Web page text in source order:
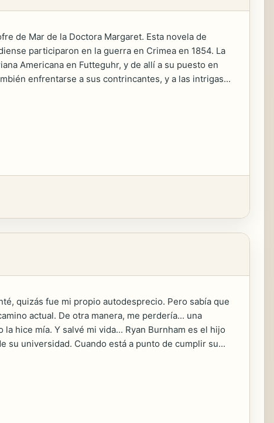
de Mar de la Doctora Margaret. Esta novela de
participaron en la guerra en Crimea en 1854. La
Americana en Futteguhr, y de allí a su puesto en
enfrentarse a sus contrincantes, y a las intrigas...
quizás fue mi propio autodesprecio. Pero sabía que
actual. De otra manera, me perdería... una
hice mía. Y salvé mi vida... Ryan Burnham es el hijo
su universidad. Cuando está a punto de cumplir su...